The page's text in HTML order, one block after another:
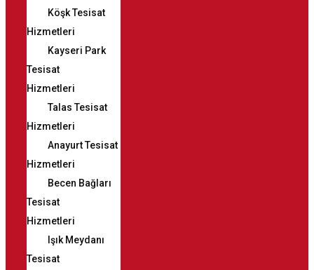
Köşk Tesisat
Hizmetleri
Kayseri Park
Tesisat
Hizmetleri
Talas Tesisat
Hizmetleri
Anayurt Tesisat
Hizmetleri
Becen Bağları
Tesisat
Hizmetleri
Işık Meydanı
Tesisat